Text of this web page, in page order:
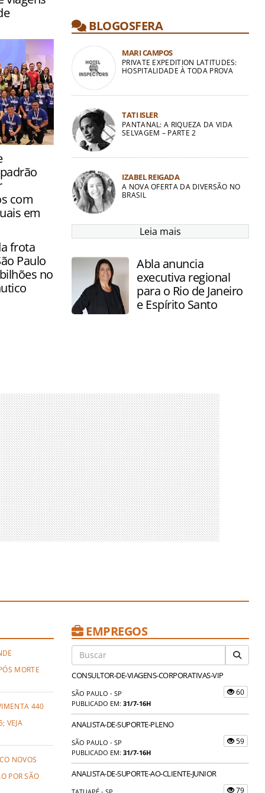
nesta
a
BLOGOSFERA
MARI CAMPOS
PRIVATE EXPEDITION LATITUDES:
HOSPITALIDADE À TODA PROVA
TATI ISLER
PANTANAL: A RIQUEZA DA VIDA
SELVAGEM – PARTE 2
IZABEL REIGADA
A NOVA OFERTA DA DIVERSÃO NO
BRASIL
Leia mais
com
em
frota
Paulo
no
Abla anuncia
executiva regional
para o Rio de Janeiro
e Espírito Santo
MORTE
440
VEJA
NOVOS
POR SÃO
EMPREGOS
CONSULTOR-DE-VIAGENS-CORPORATIVAS-VIP
SÃO PAULO - SP
PUBLICADO EM: 31/7-16H
60
ANALISTA-DE-SUPORTE-PLENO
SÃO PAULO - SP
PUBLICADO EM: 31/7-16H
59
ANALISTA-DE-SUPORTE-AO-CLIENTE-JUNIOR
TATUAPÉ - SP
79